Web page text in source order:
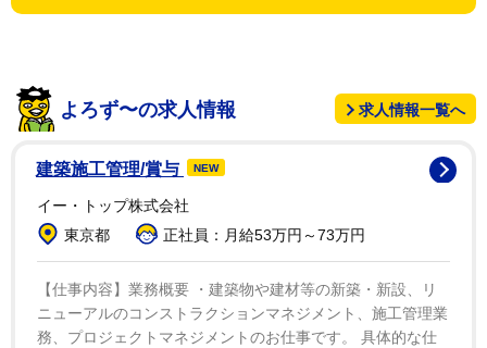
ロワーの声もあがっていた。
したかのような透け感のあるピンクのワンピース姿を披
露。「毎日今が一番キレイって感じですね」「スタイル
抜群」と年齢を感じさせない美しさに驚嘆の声があがっ
秋本と言えば、伝説の深夜番組「オールナイトフジ」
た。40歳だった2003年に「救急戦隊ゴーゴーファイ
ブ」「仮面ライダー555」などに出演していた15歳下の
よろず〜の求人情報 求人情報一覧へ
建築施工管理/賞与 NEW
イー・トップ株式会社
東京都
正社員：月給53万円～73万円
【仕事内容】業務概要 ・建築物や建材等の新築・新設、リ
ニューアルのコンストラクションマネジメント、施工管理業
務、プロジェクトマネジメントのお仕事です。 具体的な仕